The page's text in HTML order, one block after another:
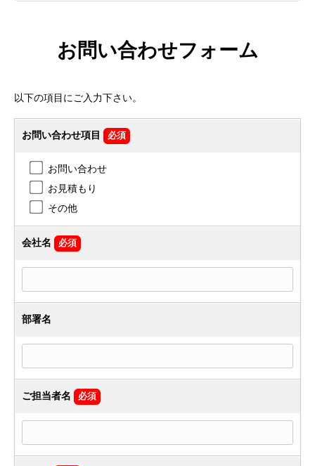
お問い合わせフォーム
以下の項目にご入力下さい。
お問い合わせ項目 必須
お問い合わせ
お見積もり
その他
会社名 必須
部署名
ご担当者名 必須